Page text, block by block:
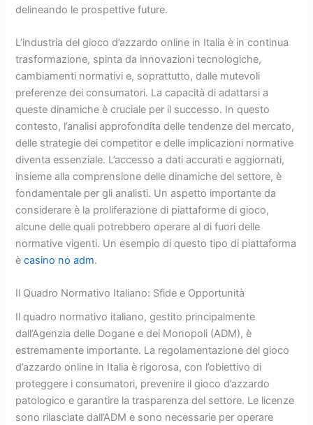
delineando le prospettive future.
L’industria del gioco d’azzardo online in Italia è in continua
trasformazione, spinta da innovazioni tecnologiche,
cambiamenti normativi e, soprattutto, dalle mutevoli
preferenze dei consumatori. La capacità di adattarsi a
queste dinamiche è cruciale per il successo. In questo
contesto, l’analisi approfondita delle tendenze del mercato,
delle strategie dei competitor e delle implicazioni normative
diventa essenziale. L’accesso a dati accurati e aggiornati,
insieme alla comprensione delle dinamiche del settore, è
fondamentale per gli analisti. Un aspetto importante da
considerare è la proliferazione di piattaforme di gioco,
alcune delle quali potrebbero operare al di fuori delle
normative vigenti. Un esempio di questo tipo di piattaforma
ècasino no adm.
Il Quadro Normativo Italiano: Sfide e Opportunità
Il quadro normativo italiano, gestito principalmente
dall’Agenzia delle Dogane e dei Monopoli (ADM), è
estremamente importante. La regolamentazione del gioco
d’azzardo online in Italia è rigorosa, con l’obiettivo di
proteggere i consumatori, prevenire il gioco d’azzardo
patologico e garantire la trasparenza del settore. Le licenze
sono rilasciate dall’ADM e sono necessarie per operare